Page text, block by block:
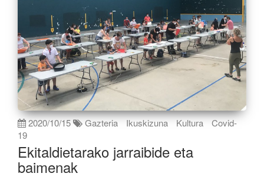
2020/10/15 Gazteria Ikuskizuna Kultura
Covid-
19
Ekitaldietarako jarraibide eta
baimenak